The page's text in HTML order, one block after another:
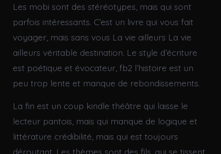
Les mobi sont des stéréotypes, mais qui sont
parfois intéressants. C’est un livre qui vous fait
voyager, mais sans vous La vie ailleurs La vie
ailleurs véritable destination. Le style d’écriture
est poétique et évocateur, fb2 l’histoire est un
peu trop lente et manque de rebondissements.
La fin est un coup kindle théâtre qui laisse le
lecteur pantois, mais qui manque de logique et
littérature crédibilité, mais qui est toujours
déroutant. Les thèmes sont des fils, qui se tissent